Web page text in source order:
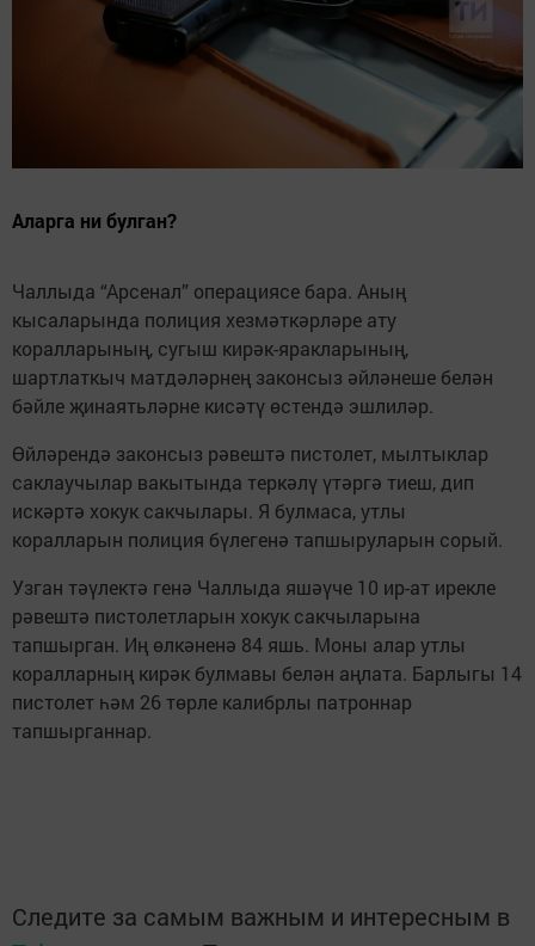
Аларга ни булган?
Чаллыда “Арсенал” операциясе бара. Аның
кысаларында полиция хезмәткәрләре ату
коралларының, сугыш кирәк-яракларының,
шартлаткыч матдәләрнең законсыз әйләнеше белән
бәйле җинаятьләрне кисәтү өстендә эшлиләр.
Өйләрендә законсыз рәвештә пистолет, мылтыклар
саклаучылар вакытында теркәлү үтәргә тиеш, дип
искәртә хокук сакчылары. Я булмаса, утлы
коралларын полиция бүлегенә тапшыруларын сорый.
Узган тәүлектә генә Чаллыда яшәүче 10 ир-ат ирекле
рәвештә пистолетларын хокук сакчыларына
тапшырган. Иң өлкәненә 84 яшь. Моны алар утлы
коралларның кирәк булмавы белән аңлата. Барлыгы 14
пистолет һәм 26 төрле калибрлы патроннар
тапшырганнар.
Следите за самым важным и интересным в